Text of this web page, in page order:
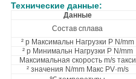
Технические данные:
Данные
Состав сплава
² p Максимальн Нагрузки P N/mm
² p Минимальн Нагрузки P N/mm
Максимальная скорость m/s такси
² значения N/mm Макс PV·m/s